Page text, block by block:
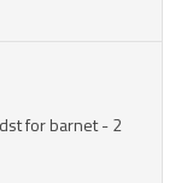
for barnet - 2